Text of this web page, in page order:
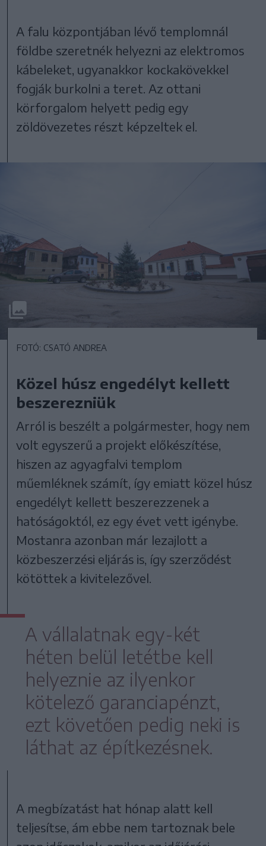
A falu központjában lévő templomnál
földbe szeretnék helyezni az elektromos
kábeleket, ugyanakkor kockakövekkel
fogják burkolni a teret. Az ottani
körforgalom helyett pedig egy
zöldövezetes részt képzeltek el.
FOTÓ: CSATÓ ANDREA
Közel húsz engedélyt kellett
beszerezniük
Arról is beszélt a polgármester, hogy nem
volt egyszerű a projekt előkészítése,
hiszen az agyagfalvi templom
műemléknek számít, így emiatt közel húsz
engedélyt kellett beszerezzenek a
hatóságoktól, ez egy évet vett igénybe.
Mostanra azonban már lezajlott a
közbeszerzési eljárás is, így szerződést
kötöttek a kivitelezővel.
A vállalatnak egy-két
héten belül letétbe kell
helyeznie az ilyenkor
kötelező garanciapénzt,
ezt követően pedig neki is
láthat az építkezésnek.
A megbízatást hat hónap alatt kell
teljesítse, ám ebbe nem tartoznak bele